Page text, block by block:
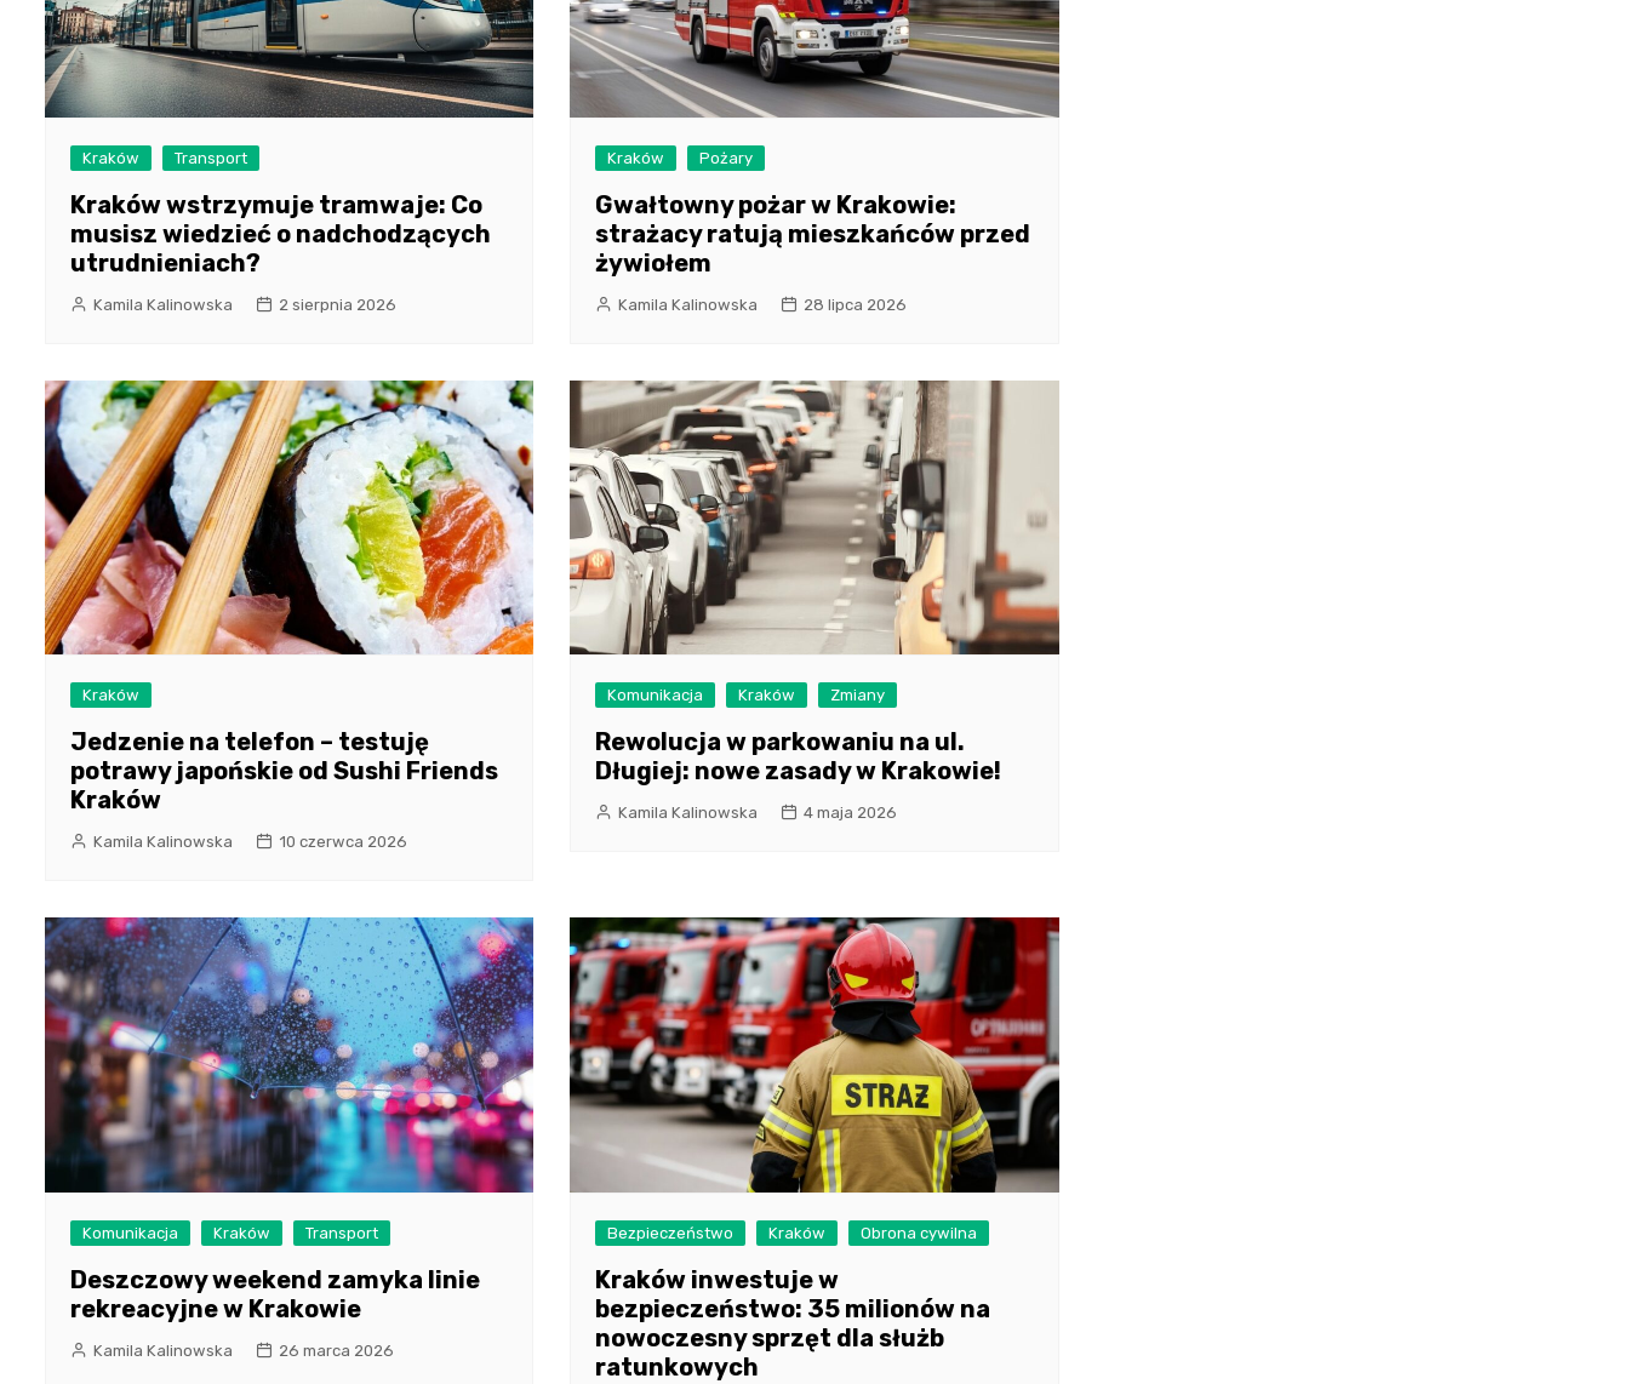
Kraków Transport
Kraków wstrzymuje tramwaje: Co
musisz wiedzieć o nadchodzących
utrudnieniach?
Kamila Kalinowska 2 sierpnia 2026
Kraków Pożary
Gwałtowny pożar w Krakowie:
strażacy ratują mieszkańców przed
żywiołem
Kamila Kalinowska 28 lipca 2026
Kraków
Jedzenie na telefon – testuję
potrawy japońskie od Sushi Friends
Kraków
Kamila Kalinowska 10 czerwca 2026
Komunikacja Kraków Zmiany
Rewolucja w parkowaniu na ul.
Długiej: nowe zasady w Krakowie!
Kamila Kalinowska 4 maja 2026
Komunikacja Kraków Transport
Deszczowy weekend zamyka linie
rekreacyjne w Krakowie
Kamila Kalinowska 26 marca 2026
Bezpieczeństwo Kraków Obrona cywilna
Kraków inwestuje w
bezpieczeństwo: 35 milionów na
nowoczesny sprzęt dla służb
ratunkowych